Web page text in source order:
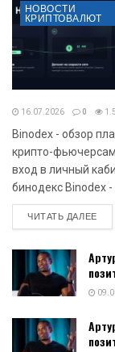
НОВОСТИ
КРИПТОВАЛЮТ
16.07.2026 0
Binodex - обзор
крипто-
вход в личный
бинодекс Binodex -
ЧИТАТЬ ДАЛЕЕ